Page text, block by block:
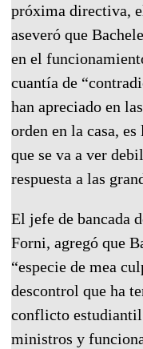
próxima directiva,
aseveró que
en el
cuantía de
han apreciado en
orden en la casa,
que se va a ver
respuesta a las
El jefe de bancada
Forni, agregó que
“especie de mea
descontrol que ha
conflicto
ministros y